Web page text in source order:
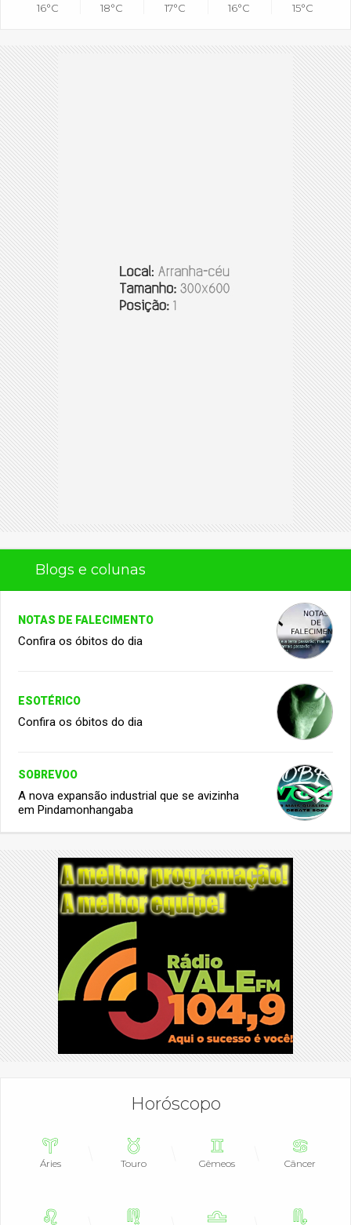
16°C
18°C
17°C
16°C
15°C
Blogs e colunas
NOTAS DE FALECIMENTO
Confira os óbitos do dia
ESOTÉRICO
Confira os óbitos do dia
SOBREVOO
A nova expansão industrial que se avizinha
em Pindamonhangaba
Horóscopo
Áries Touro Gêmeos Câncer